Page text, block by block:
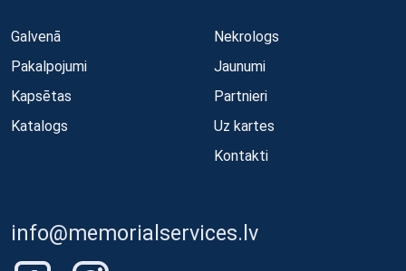
Galvenā
Pakalpojumi
Kapsētas
Katalogs
Nekrologs
Jaunumi
Partnieri
Uz kartes
Kontakti
info@memorialservices.lv